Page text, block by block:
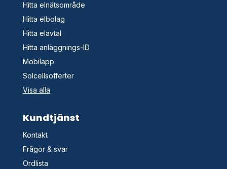
Hitta elnätsområde
Hitta elbolag
Hitta elavtal
Hitta anläggnings-ID
Mobilapp
Solcellsofferter
Visa alla
Kundtjänst
Kontakt
Frågor & svar
Ordlista